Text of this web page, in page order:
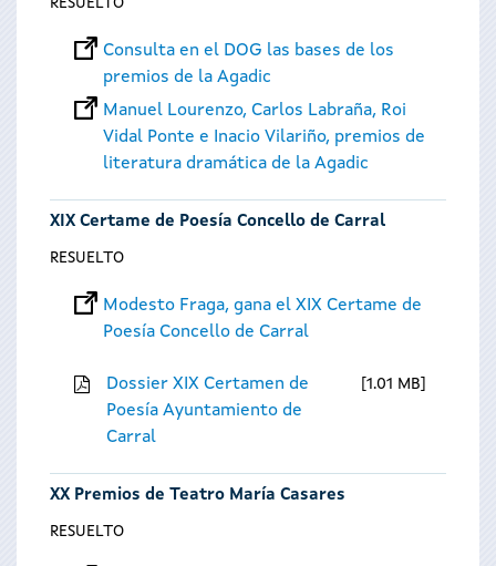
RESUELTO
Consulta en el DOG las bases de los
premios de la Agadic
Manuel Lourenzo, Carlos Labraña, Roi
Vidal Ponte e Inacio Vilariño, premios de
literatura dramática de la Agadic
XIX Certame de Poesía Concello de Carral
RESUELTO
Modesto Fraga, gana el XIX Certame de
Poesía Concello de Carral
Dossier XIX Certamen de
Poesía Ayuntamiento de
Carral
1.01 MB
XX Premios de Teatro María Casares
RESUELTO